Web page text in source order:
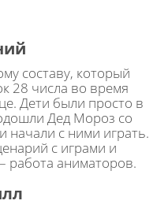
составу, который
28 числа во время
Дети были просто в
Дед Мороз со
начали с ними играть.
с играми и
работа аниматоров.